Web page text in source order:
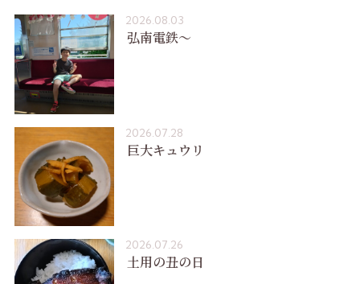
2026.08.03
弘南電鉄〜
2026.07.28
巨大キュウリ
2026.07.26
土用の丑の日